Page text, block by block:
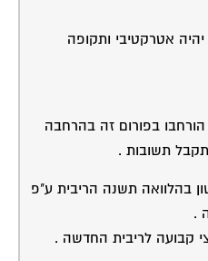
אטרקטיבי ותקופה
תשובות .
.
קבועה לריבית החדשה .